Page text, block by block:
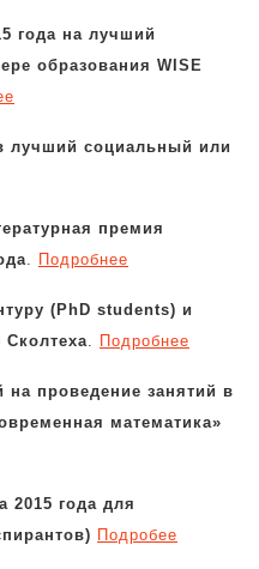
года на лучший
образования WISE
лучший социальный или
премия
. Подробнее
(PhD students) и
Сколтеха. Подробнее
на проведение занятий в
математика»
2015 года для
Подробее